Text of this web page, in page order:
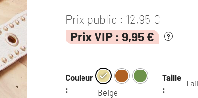
Prix public : 12,95 €
Prix VIP : 9,95 € ?
Couleur
:
Beige
Taille
: